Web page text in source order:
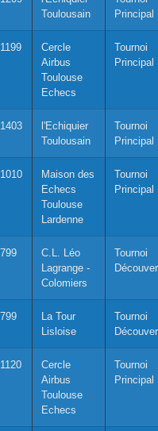
Toulousain
Principal
1199
Cercle
Airbus
Toulouse
Echecs
Tournoi
Principal
1403
l'Echiquier
Toulousain
Tournoi
Principal
1010
Maison des
Echecs
Toulouse
Lardenne
Tournoi
Principal
799
C.L. Léo
Lagrange -
Colomiers
Tournoi
799
La Tour
Lisloise
Tournoi
1120
Cercle
Airbus
Toulouse
Echecs
Tournoi
Principal